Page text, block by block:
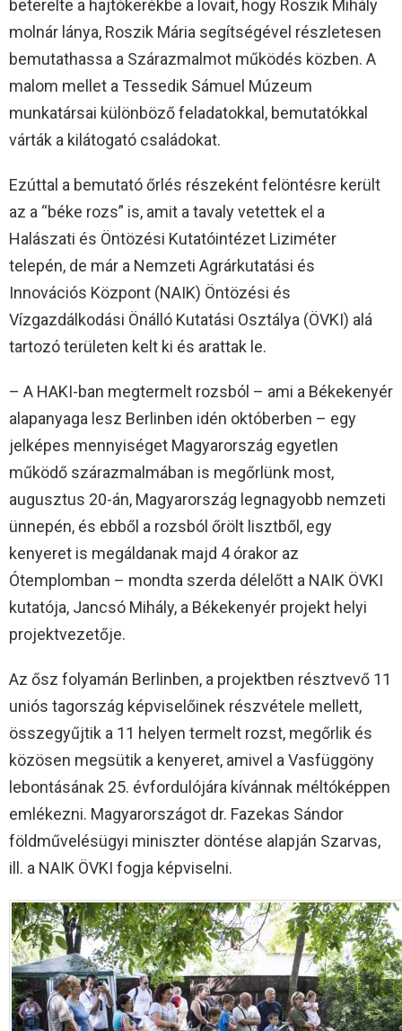
beterelte a hajtókerékbe a lovait, hogy Roszik Mihály
molnár lánya, Roszik Mária segítségével részletesen
bemutathassa a Szárazmalmot működés közben. A
malom mellet a Tessedik Sámuel Múzeum
munkatársai különböző feladatokkal, bemutatókkal
várták a kilátogató családokat.
Ezúttal a bemutató őrlés részeként felöntésre került
az a “béke rozs” is, amit a tavaly vetettek el a
Halászati és Öntözési Kutatóintézet Liziméter
telepén, de már a Nemzeti Agrárkutatási és
Innovációs Központ (NAIK) Öntözési és
Vízgazdálkodási Önálló Kutatási Osztálya (ÖVKI) alá
tartozó területen kelt ki és arattak le.
– A HAKI-ban megtermelt rozsból – ami a Békekenyér
alapanyaga lesz Berlinben idén októberben – egy
jelképes mennyiséget Magyarország egyetlen
működő szárazmalmában is megőrlünk most,
augusztus 20-án, Magyarország legnagyobb nemzeti
ünnepén, és ebből a rozsból őrölt lisztből, egy
kenyeret is megáldanak majd 4 órakor az
Ótemplomban – mondta szerda délelőtt a NAIK ÖVKI
kutatója, Jancsó Mihály, a Békekenyér projekt helyi
projektvezetője.
Az ősz folyamán Berlinben, a projektben résztvevő 11
uniós tagország képviselőinek részvétele mellett,
összegyűjtik a 11 helyen termelt rozst, megőrlik és
közösen megsütik a kenyeret, amivel a Vasfüggöny
lebontásának 25. évfordulójára kívánnak méltóképpen
emlékezni. Magyarországot dr. Fazekas Sándor
földművelésügyi miniszter döntése alapján Szarvas,
ill. a NAIK ÖVKI fogja képviselni.